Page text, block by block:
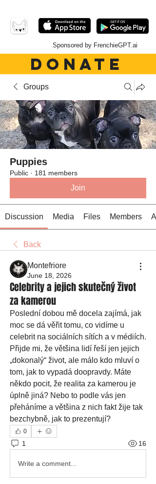
Sponsored by FrenchieGPT.ai
DONATE
Groups
Puppies
Public · 181 members
Join
Discussion Media Files Members
Back
Montefriore
June 18, 2026
Celebrity a jejich skutečný život
za kamerou
Poslední dobou mě docela zajímá, jak
moc se dá věřit tomu, co vidíme u
celebrit na sociálních sítích a v médiích.
Přijde mi, že většina lidí řeší jen jejich
„dokonalý“ život, ale málo kdo mluví o
tom, jak to vypadá doopravdy. Máte
někdo pocit, že realita za kamerou je
úplně jiná? Nebo to podle vás jen
přeháníme a většina z nich fakt žije tak
bezchybně, jak to prezentují?
0
1 16
Write a comment...